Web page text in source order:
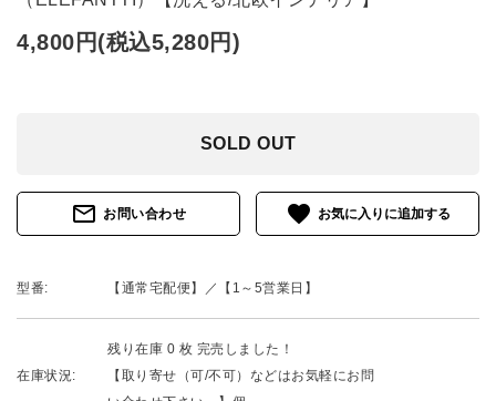
4,800円(税込5,280円)
SOLD OUT
mail_outline お問い合わせ favorite
型番: 【通常宅配便】／【1～5営業日】
在庫状況:
残り在庫 0 枚 完売しました！
【取り寄せ（可/不可）などはお気軽にお問